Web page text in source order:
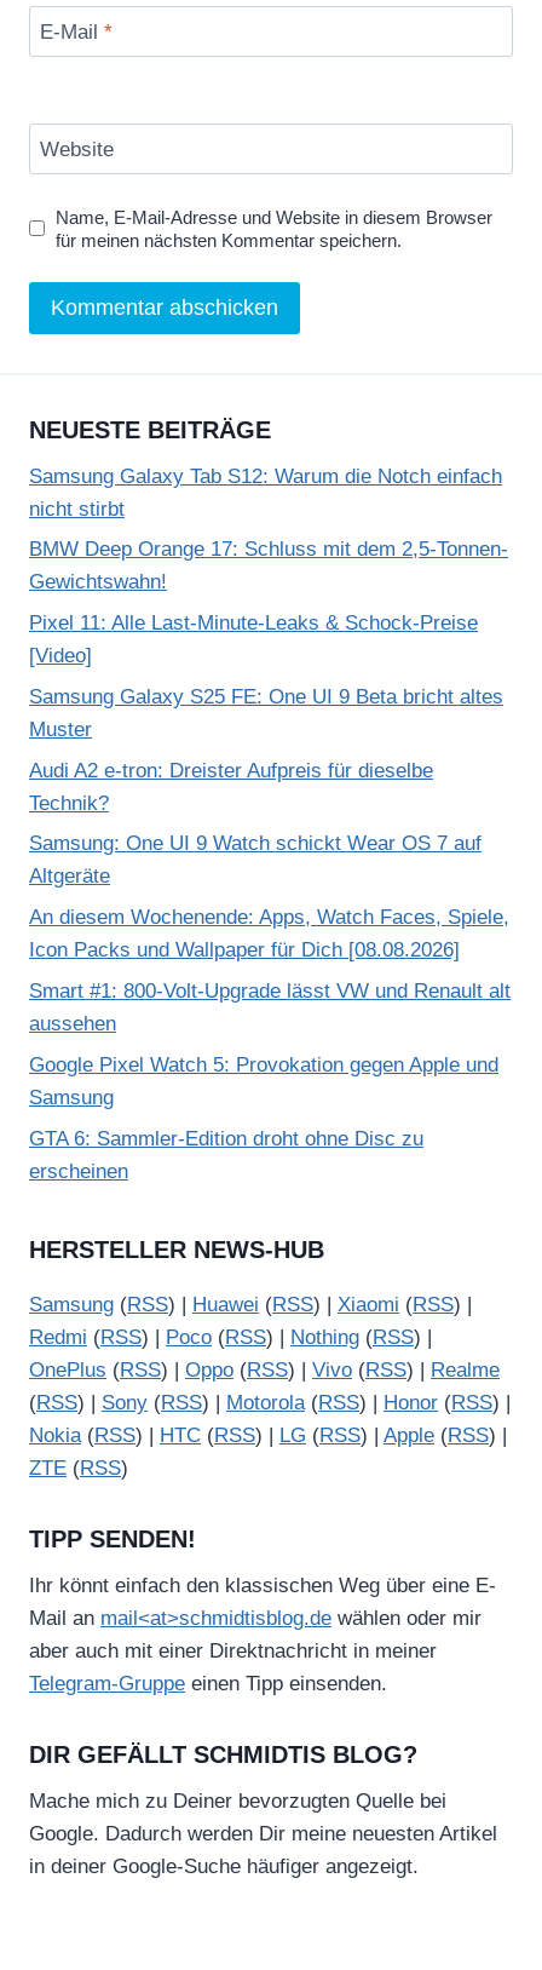
E-Mail *
Website
Name, E-Mail-Adresse und Website in diesem Browser
für meinen nächsten Kommentar speichern.
NEUESTE BEITRÄGE
Samsung Galaxy Tab S12: Warum die Notch einfach
nicht stirbt
BMW Deep Orange 17: Schluss mit dem 2,5-Tonnen-
Gewichtswahn!
Pixel 11: Alle Last-Minute-Leaks & Schock-Preise
[Video]
Samsung Galaxy S25 FE: One UI 9 Beta bricht altes
Muster
Audi A2 e-tron: Dreister Aufpreis für dieselbe
Technik?
Samsung: One UI 9 Watch schickt Wear OS 7 auf
Altgeräte
An diesem Wochenende: Apps, Watch Faces, Spiele,
Icon Packs und Wallpaper für Dich [08.08.2026]
Smart #1: 800-Volt-Upgrade lässt VW und Renault alt
aussehen
Google Pixel Watch 5: Provokation gegen Apple und
Samsung
GTA 6: Sammler-Edition droht ohne Disc zu
erscheinen
HERSTELLER NEWS-HUB
Samsung (RSS) | Huawei (RSS) | Xiaomi (RSS) |
Redmi (RSS) | Poco (RSS) | Nothing (RSS) |
OnePlus (RSS) | Oppo (RSS) | Vivo (RSS) |
Realme
(RSS) | Sony (RSS) | Motorola(RSS) | Honor (RSS) |
Nokia(RSS) | HTC (RSS) | LG (RSS) | Apple (RSS) |
ZTE (RSS)
TIPP SENDEN!
Ihr könnt einfach den klassischen Weg über eine E-
Mail an mail<at>schmidtisblog.de wählen oder mir
aber auch mit einer Direktnachricht in meiner
Telegram-Gruppe einen Tipp einsenden.
DIR GEFÄLLT SCHMIDTIS BLOG?
Mache mich zu Deiner bevorzugten Quelle bei
Google. Dadurch werden Dir meine neuesten Artikel
in deiner Google-Suche häufiger angezeigt.